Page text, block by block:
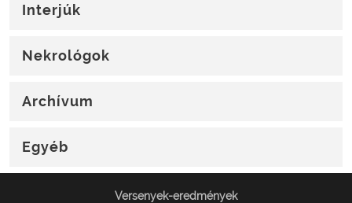
Interjúk
Nekrológok
Archívum
Egyéb
Versenyek-eredmények